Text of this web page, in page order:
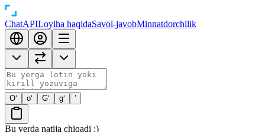
ChatAPILoyiha haqidaSavol-javobMinnatdorchilik
O‘ o‘ G‘ g‘ ’
Bu yerda natija chiqadi :)